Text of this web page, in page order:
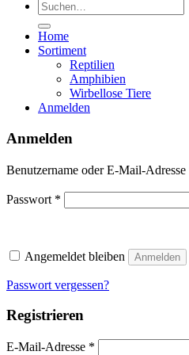
Suchen
nach:
Home
Sortiment
Reptilien
Amphibien
Wirbellose Tiere
Anmelden
Anmelden
Benutzername oder E-Mail-Adresse
Passwort *
Angemeldet bleiben Anmelden
Passwort vergessen?
Registrieren
E-Mail-Adresse *